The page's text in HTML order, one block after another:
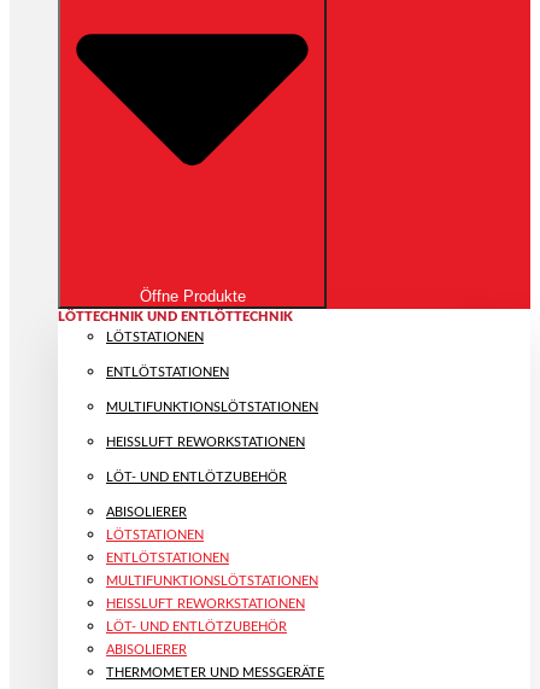
Öffne Produkte
LÖTTECHNIK UND ENTLÖTTECHNIK
LÖTSTATIONEN
ENTLÖTSTATIONEN
MULTIFUNKTIONS­LÖTSTATIONEN
HEISSLUFT REWORKSTATIONEN
LÖT- UND ENTLÖTZUBEHÖR
ABISOLIERER
LÖTSTATIONEN
ENTLÖTSTATIONEN
MULTIFUNKTIONS­LÖTSTATIONEN
HEISSLUFT REWORKSTATIONEN
LÖT- UND ENTLÖTZUBEHÖR
ABISOLIERER
THERMOMETER UND MESSGERÄTE